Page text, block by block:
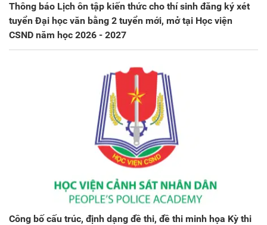
Thông báo Lịch ôn tập kiến thức cho thí sinh đăng ký xét
tuyển Đại học văn bằng 2 tuyển mới, mở tại Học viện
CSND năm học 2026 - 2027
Công bố cấu trúc, định dạng đề thi, đề thi minh họa Kỳ thi